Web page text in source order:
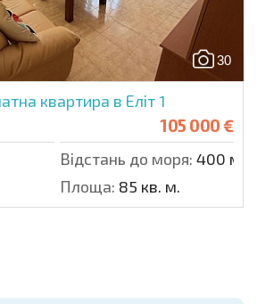
30
квартира в Еліт 1
105 000 €
Відстань до моря: 400 м.
Площа: 85 кв. м.